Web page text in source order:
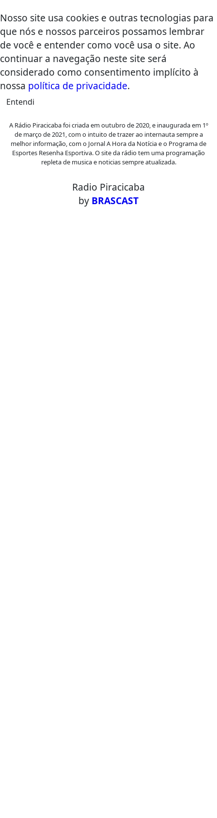
Nosso site usa cookies e outras tecnologias para
que nós e nossos parceiros possamos lembrar
de você e entender como você usa o site. Ao
continuar a navegação neste site será
considerado como consentimento implícito à
nossa política de privacidade.
Entendi
A Rádio Piracicaba foi criada em outubro de 2020, e inaugurada em 1º
de março de 2021, com o intuito de trazer ao internauta sempre a
melhor informação, com o Jornal A Hora da Notícia e o Programa de
Esportes Resenha Esportiva. O site da rádio tem uma programação
repleta de musica e noticias sempre atualizada.
Radio Piracicaba
by BRASCAST